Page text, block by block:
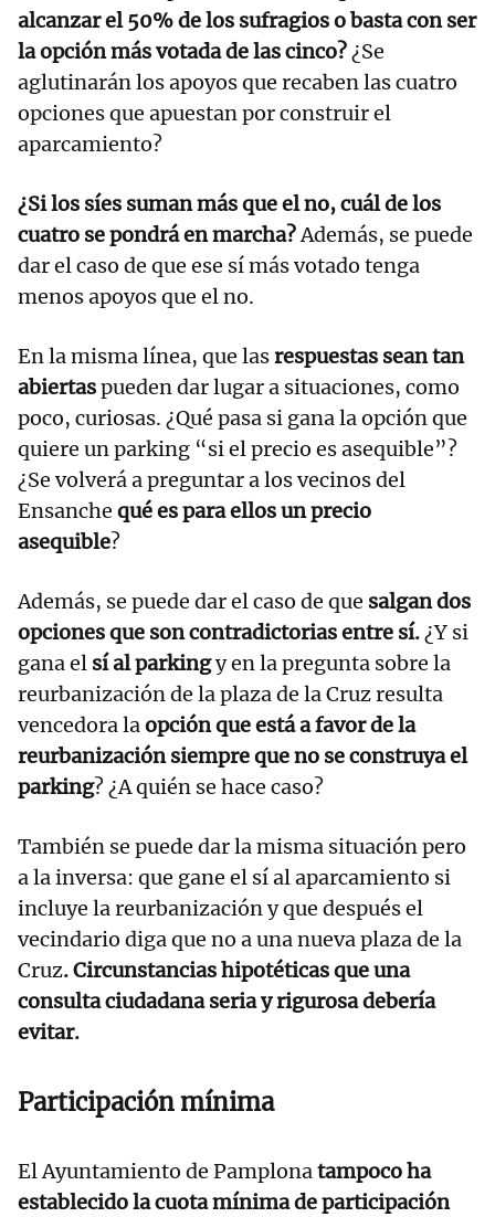
alcanzar el 50% de los sufragios o basta con ser
la opción más votada de las cinco?¿Se
aglutinarán los apoyos que recaben las cuatro
opcionesque apuestan por construir el
aparcamiento?
¿Si los síes suman más que el no, cuál de los
cuatro se pondrá en marcha?Además, se puede
dar el caso de que ese sí más votado tenga
menos apoyos que el no.
En la misma línea, que lasrespuestas sean tan
abiertaspueden dar lugar a situaciones, como
poco, curiosas. ¿Qué pasa si gana la opción que
quiere un parking “si el precio es asequible”?
¿Se volverá a preguntar a los vecinos del
Ensanche qué es para ellos un precio
asequible?
Además, se puede dar el caso de que salgan dos
opciones que son contradictorias entre sí.¿Y si
gana el sí al parkingy en la pregunta sobre la
reurbanización de la plaza de la Cruz resulta
vencedora laopción que está a favor de la
reurbanización siempre que no se construya el
parking? ¿A quién se hace caso?
También se puede dar la misma situación pero
a la inversa: que gane el sí al aparcamiento si
incluye la reurbanización y que después el
vecindario diga que no a una nueva plaza de la
Cruz. Circunstancias hipotéticas que una
consulta ciudadana seria y rigurosa debería
evitar.
Participación mínima
El Ayuntamiento de Pamplonatampoco ha
establecido la cuota mínima de participación